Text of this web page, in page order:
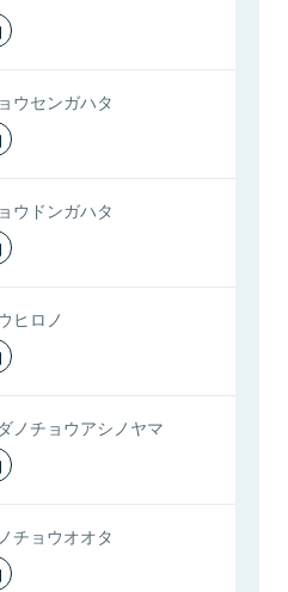
ウセンガハタ
ウドンガハタ
ヒロノ
ノチョウアシノヤマ
チョウオオタ